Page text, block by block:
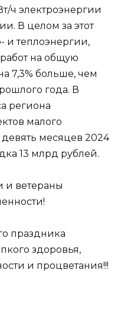
ч электроэнергии
В целом за этот
и теплоэнергии,
на общую
7,3% больше, чем
года. В
региона
малого
месяцев 2024
13 млрд рублей.
ветераны
праздника
здоровья,
и процветания!!!